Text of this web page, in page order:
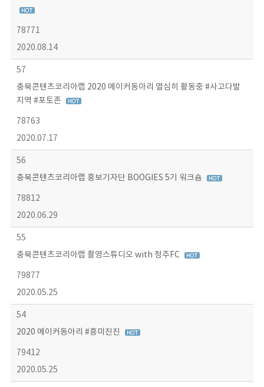
78771
2020.08.14
57
충북콘텐츠코리아랩 2020 메이커동아리 열심히 활동중 #사고다발
지역 #포토존
78763
2020.07.17
56
충북콘텐츠코리아랩 홍보기자단 BOOGIES 5기 워크숍
78812
2020.06.29
55
충북콘텐츠코리아랩 촬영스튜디오 with 청주FC
79877
2020.05.25
54
2020 메이커동아리 #흥미진진
79412
2020.05.25